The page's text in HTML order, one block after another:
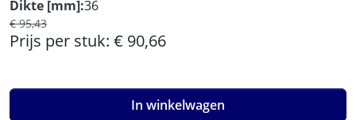
Dikte [mm]:36
€ 95,43
Prijs per stuk: € 90,66
In winkelwagen